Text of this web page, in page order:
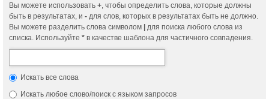
Вы можете использовать + , чтобы определить слова, которые должны
быть в результатах, и - для слов, которых в результатах быть не должно.
Вы можете разделить слова символом | для поиска любого слова из
списка. Используйте * в качестве шаблона для частичного совпадения.
Искать все слова
Искать любое слово/поиск с языком запросов